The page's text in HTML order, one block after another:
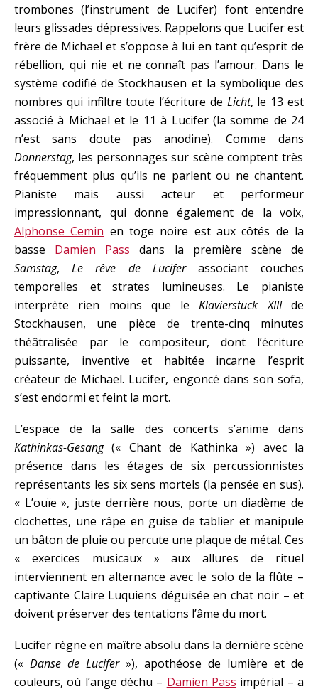
trombones (l’instrument de Lucifer) font entendre
leurs glissades dépressives. Rappelons que Lucifer est
frère de Michael et s’oppose à lui en tant qu’esprit de
rébellion, qui nie et ne connaît pas l’amour. Dans le
système codifié de Stockhausen et la symbolique des
nombres qui infiltre toute l’écriture de Licht, le 13 est
associé à Michael et le 11 à Lucifer (la somme de 24
n’est sans doute pas anodine). Comme dans
Donnerstag, les personnages sur scène comptent très
fréquemment plus qu’ils ne parlent ou ne chantent.
Pianiste mais aussi acteur et performeur
impressionnant, qui donne également de la voix,
Alphonse Cemin en toge noire est aux côtés de la
basse Damien Pass dans la première scène de
Samstag,Le rêve de Luciferassociant couches
temporelles et strates lumineuses. Le pianiste
interprète rien moins que leKlavierstück XIIIde
Stockhausen, une pièce de trente-cinq minutes
théâtralisée par le compositeur, dont l’écriture
puissante, inventive et habitée incarne l’esprit
créateur de Michael. Lucifer, engoncé dans son sofa,
s’est endormi et feint la mort.
L’espace de la salle des concerts s’anime dans
Kathinkas-Gesang(« Chant de Kathinka ») avec la
présence dans les étages de six percussionnistes
représentants les six sens mortels (la pensée en sus).
« L’ouïe », juste derrière nous, porte un diadème de
clochettes, une râpe en guise de tablier et manipule
un bâton de pluie ou percute une plaque de métal. Ces
« exercices musicaux » aux allures de rituel
interviennent en alternance avec le solo de la flûte –
captivante Claire Luquiens déguisée en chat noir – et
doivent préserver des tentations l’âme du mort.
Lucifer règne en maître absolu dans la dernière scène
(« Danse de Lucifer»), apothéose de lumière et de
couleurs, où l’ange déchu – Damien Pass impérial – a